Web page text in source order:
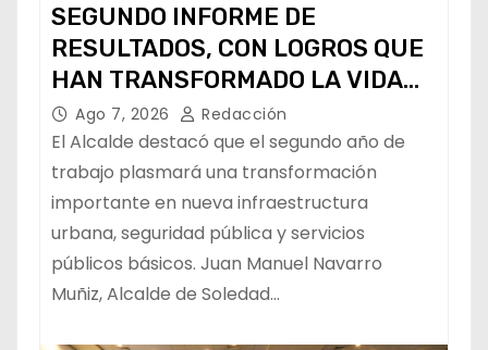
SEGUNDO INFORME DE
RESULTADOS, CON LOGROS QUE
HAN TRANSFORMADO LA VIDA
DE LOS SOLEDENSES: JUAN
MANUEL NAVARRO
Ago 7, 2026 Redacción
El Alcalde destacó que el segundo año de
trabajo plasmará una transformación
importante en nueva infraestructura
urbana, seguridad pública y servicios
públicos básicos. Juan Manuel Navarro
Muñiz, Alcalde de Soledad…